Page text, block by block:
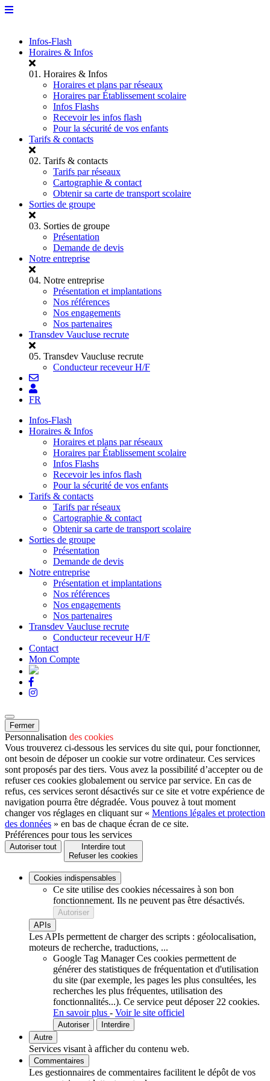
Infos-Flash
Horaires & Infos
01. Horaires & Infos
Horaires et plans par réseaux
Horaires par Établissement scolaire
Infos Flashs
Recevoir les infos flash
Pour la sécurité de vos enfants
Tarifs & contacts
02. Tarifs & contacts
Tarifs par réseaux
Cartographie & contact
Obtenir sa carte de transport scolaire
Sorties de groupe
03. Sorties de groupe
Présentation
Demande de devis
Notre entreprise
04. Notre entreprise
Présentation et implantations
Nos références
Nos engagements
Nos partenaires
Transdev Vaucluse recrute
05. Transdev Vaucluse recrute
Conducteur receveur H/F
FR
Infos-Flash
Horaires & Infos
Horaires et plans par réseaux
Horaires par Établissement scolaire
Infos Flashs
Recevoir les infos flash
Pour la sécurité de vos enfants
Tarifs & contacts
Tarifs par réseaux
Cartographie & contact
Obtenir sa carte de transport scolaire
Sorties de groupe
Présentation
Demande de devis
Notre entreprise
Présentation et implantations
Nos références
Nos engagements
Nos partenaires
Transdev Vaucluse recrute
Conducteur receveur H/F
Contact
Mon Compte
Fermer
Personnalisation des cookies
Vous trouverez ci-dessous les services du site qui, pour fonctionner,
ont besoin de déposer un cookie sur votre ordinateur. Ces services
sont proposés par des tiers. Vous avez la possibilité d’accepter ou de
refuser ces cookies globalement ou service par service. En cas de
refus, ces services seront désactivés sur ce site et votre expérience de
navigation pourra être dégradée. Vous pouvez à tout moment
changer vos réglages en cliquant sur « Mentions légales et protection
des données » en bas de chaque écran de ce site.
Préférences pour tous les services
Autoriser tout
Interdire tout
Refuser les cookies
Cookies indispensables
Ce site utilise des cookies nécessaires à son bon
fonctionnement. Ils ne peuvent pas être désactivés.
Autoriser
APIs
Les APIs permettent de charger des scripts : géolocalisation,
moteurs de recherche, traductions, ...
Google Tag Manager Ces cookies permettent de
générer des statistiques de fréquentation et d'utilisation
du site (par exemple, les pages les plus consultées, les
recherches les plus fréquentes, utilisation des
fonctionnalités...). Ce service peut déposer 22 cookies.
En savoir plus - Voir le site officiel
Autoriser
Interdire
Autre
Services visant à afficher du contenu web.
Commentaires
Les gestionnaires de commentaires facilitent le dépôt de vos